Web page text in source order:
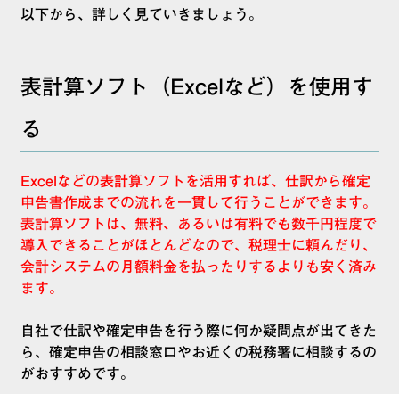
以下から、詳しく見ていきましょう。
表計算ソフト（Excelなど）を使用す
る
Excelなどの表計算ソフトを活用すれば、仕訳から確定
申告書作成までの流れを一貫して行うことができます。
表計算ソフトは、無料、あるいは有料でも数千円程度で
導入できることがほとんどなので、税理士に頼んだり、
会計システムの月額料金を払ったりするよりも安く済み
ます。
自社で仕訳や確定申告を行う際に何か疑問点が出てきた
ら、確定申告の相談窓口やお近くの税務署に相談するの
がおすすめです。